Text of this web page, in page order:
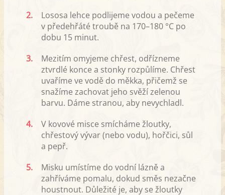
2.
Lososa lehce podlijeme vodou a pečeme
v předehřáté troubě na 170–180 °C po
dobu 15 minut.
3.
Mezitím omyjeme chřest, odřízneme
ztvrdlé konce a stonky rozpůlíme. Chřest
uvaříme ve vodě do měkka, přičemž se
snažíme zachovat jeho svěží zelenou
barvu. Dáme stranou, aby nevychladl.
4.
V kovové misce smícháme žloutky,
chřestový vývar (nebo vodu), hořčici, sůl
a pepř.
5.
Misku umístíme do vodní lázně a
zahříváme pomalu, dokud směs nezačne
houstnout. Důležité je, aby se žloutky